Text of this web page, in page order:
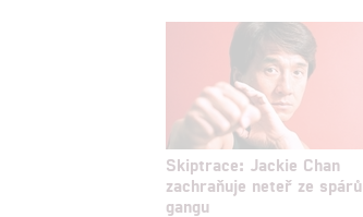
Skiptrace: Jackie Chan
zachraňuje neteř ze spárů
gangu